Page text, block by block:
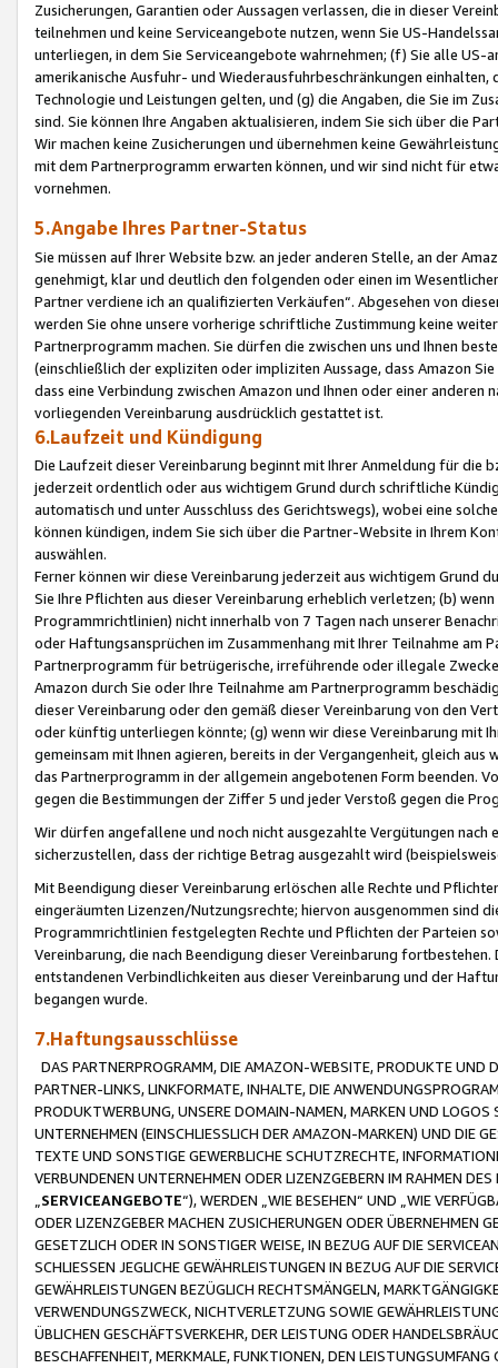
Zusicherungen, Garantien oder Aussagen verlassen, die in dieser
teilnehmen und keine Serviceangebote nutzen, wenn Sie US-
unterliegen, in dem Sie Serviceangebote wahrnehmen; (f) Sie alle
amerikanische Ausfuhr- und Wiederausfuhrbeschränkungen
Technologie und Leistungen gelten, und (g) die Angaben, die Sie im
sind. Sie können Ihre Angaben aktualisieren, indem Sie sich über die
Wir machen keine Zusicherungen und übernehmen keine
mit dem Partnerprogramm erwarten können, und wir sind nicht für
vornehmen.
5.Angabe Ihres Partner-Status
Sie müssen auf Ihrer Website bzw. an jeder anderen Stelle, an der
genehmigt, klar und deutlich den folgenden oder einen im
Partner verdiene ich an qualifizierten Verkäufen“. Abgesehen von
werden Sie ohne unsere vorherige schriftliche Zustimmung keine
Partnerprogramm machen. Sie dürfen die zwischen uns und Ihnen
(einschließlich der expliziten oder impliziten Aussage, dass Amazon
dass eine Verbindung zwischen Amazon und Ihnen oder einer
vorliegenden Vereinbarung ausdrücklich gestattet ist.
6.Laufzeit und Kündigung
Die Laufzeit dieser Vereinbarung beginnt mit Ihrer Anmeldung für die
jederzeit ordentlich oder aus wichtigem Grund durch schriftliche
automatisch und unter Ausschluss des Gerichtswegs), wobei eine
können kündigen, indem Sie sich über die Partner-Website in Ihrem
auswählen.
Ferner können wir diese Vereinbarung jederzeit aus wichtigem Grund
Sie Ihre Pflichten aus dieser Vereinbarung erheblich verletzen; (b)
Programmrichtlinien) nicht innerhalb von 7 Tagen nach unserer
oder Haftungsansprüchen im Zusammenhang mit Ihrer Teilnahme am
Partnerprogramm für betrügerische, irreführende oder illegale
Amazon durch Sie oder Ihre Teilnahme am Partnerprogramm
dieser Vereinbarung oder den gemäß dieser Vereinbarung von den
oder künftig unterliegen könnte; (g) wenn wir diese Vereinbarung mit
gemeinsam mit Ihnen agieren, bereits in der Vergangenheit, gleich
das Partnerprogramm in der allgemein angebotenen Form beenden.
gegen die Bestimmungen der Ziffer 5 und jeder Verstoß gegen die
Wir dürfen angefallene und noch nicht ausgezahlte Vergütungen
sicherzustellen, dass der richtige Betrag ausgezahlt wird
Mit Beendigung dieser Vereinbarung erlöschen alle Rechte und
eingeräumten Lizenzen/Nutzungsrechte; hiervon ausgenommen sind
Programmrichtlinien festgelegten Rechte und Pflichten der Parteien
Vereinbarung, die nach Beendigung dieser Vereinbarung
entstandenen Verbindlichkeiten aus dieser Vereinbarung und der
begangen wurde.
7.Haftungsausschlüsse
DAS PARTNERPROGRAMM, DIE AMAZON-WEBSITE, PRODUKTE UND
PARTNER-LINKS, LINKFORMATE, INHALTE, DIE
PRODUKTWERBUNG, UNSERE DOMAIN-NAMEN, MARKEN UND
UNTERNEHMEN (EINSCHLIESSLICH DER AMAZON-MARKEN) UND DIE
TEXTE UND SONSTIGE GEWERBLICHE SCHUTZRECHTE,
VERBUNDENEN UNTERNEHMEN ODER LIZENZGEBERN IM RAHMEN
SERVICEANGEBOTE“), WERDEN „WIE BESEHEN“ UND „WIE
ODER LIZENZGEBER MACHEN ZUSICHERUNGEN ODER ÜBERNEHMEN
GESETZLICH ODER IN SONSTIGER WEISE, IN BEZUG AUF DIE
SCHLIESSEN JEGLICHE GEWÄHRLEISTUNGEN IN BEZUG AUF DIE
GEWÄHRLEISTUNGEN BEZÜGLICH RECHTSMÄNGELN,
VERWENDUNGSZWECK, NICHTVERLETZUNG SOWIE
ÜBLICHEN GESCHÄFTSVERKEHR, DER LEISTUNG ODER
BESCHAFFENHEIT, MERKMALE, FUNKTIONEN, DEN